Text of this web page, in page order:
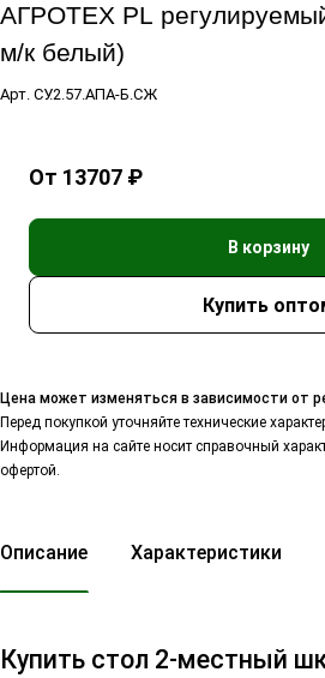
АГРОТЕХ PL
м/к белый)
Арт. СУ.2.57.АПА-Б.СЖ
От 13707 ₽
В корзину
Цена может изменяться в зависимости от
Перед покупкой уточняйте технические
Информация на сайте носит справочный
офертой.
Описание Характеристики
Купить стол 2-местный